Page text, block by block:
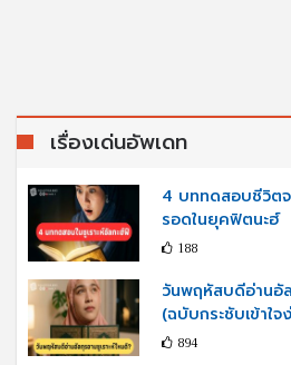
เรื่องเด่นอัพเดท
4 บททดสอบชีวิต
รอดในยุคฟิตนะฮ์
188
วันพฤหัสบดีอ่านอัล
(ฉบับกระชับเข้าใจ
894